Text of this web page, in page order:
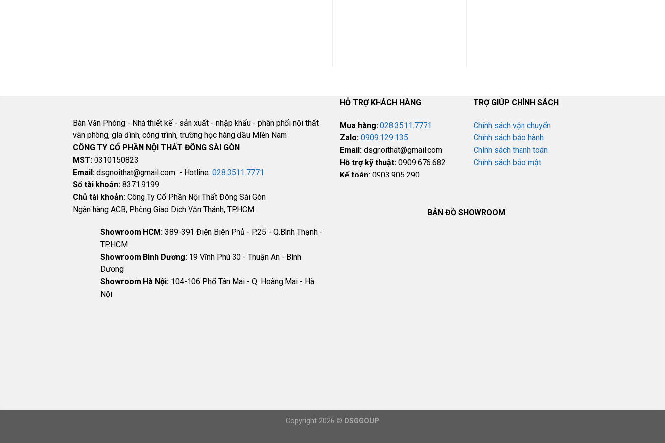
Bàn Văn Phòng - Nhà thiết kế - sản xuất - nhập khẩu - phân phối nội thất
văn phòng, gia đình, công trình, trường học hàng đầu Miền Nam
CÔNG TY CỔ PHẦN NỘI THẤT ĐÔNG SÀI GÒN
MST: 0310150823
Email: dsgnoithat@gmail.com - Hotline: 028.3511.7771
Số tài khoản: 8371.9199
Chủ tài khoản: Công Ty Cổ Phần Nội Thất Đông Sài Gòn
Ngân hàng ACB, Phòng Giao Dịch Văn Thánh, TP.HCM
Showroom HCM: 389-391 Điện Biên Phủ - P.25 - Q.Bình Thạnh -
TP.HCM
Showroom Bình Dương: 19 Vĩnh Phú 30 - Thuận An - Bình
Dương
Showroom Hà Nội: 104-106 Phố Tân Mai - Q. Hoàng Mai - Hà
Nội
HỖ TRỢ KHÁCH HÀNG
Mua hàng: 028.3511.7771
Zalo: 0909.129.135
Email: dsgnoithat@gmail.com
Hỗ trợ kỹ thuật: 0909.676.682
Kế toán: 0903.905.290
TRỢ GIÚP CHÍNH SÁCH
Chính sách vận chuyển
Chính sách bảo hành
Chính sách thanh toán
Chính sách bảo mật
BẢN ĐỒ SHOWROOM
Copyright 2026 © DSGGOUP